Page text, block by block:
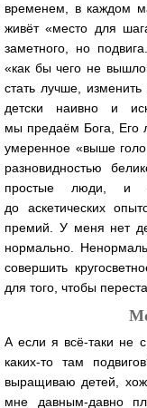
временем, в каждом
живёт «место для
заметного, но
«как бы чего не
стать лучше,
детски наивно и
мы предаём Бога, Его
умеренное «выше
разновидностью
простые люди, и
до аскетических
премий. У меня нет
нормально.
совершить
для того, чтобы
А если я всё-таки не
каких-то там
выращиваю детей,
мне давным-давно